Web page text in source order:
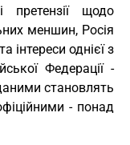
претензії щодо
меншин, Росія
інтереси однієї з
Федерації -
становлять
- понад